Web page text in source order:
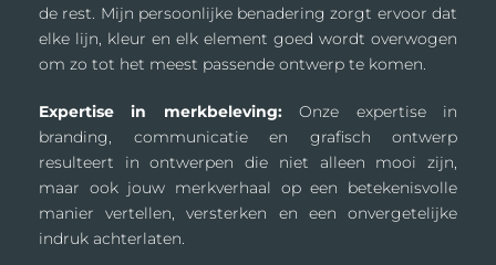
de rest. Mijn persoonlijke benadering zorgt ervoor dat
elke lijn, kleur en elk element goed wordt overwogen
om zo tot het meest passende ontwerp te komen.
Expertise in merkbeleving:Onze expertise in
branding, communicatie en grafisch ontwerp
resulteert in ontwerpen die niet alleen mooi zijn,
maar ook jouw merkverhaal op een betekenisvolle
manier vertellen, versterken en een onvergetelijke
indruk achterlaten.